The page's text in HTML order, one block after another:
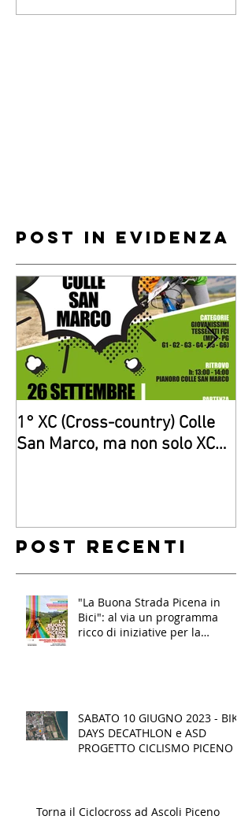
Post in evidenza
1° XC (Cross-country) Colle
San Marco, ma non solo XC…
Post recenti
"La Buona Strada Picena in
Bici": al via un programma
ricco di iniziative per la
SABATO 10 GIUGNO 2023 - BIKE
DAYS DECATHLON e ASD
PROGETTO CICLISMO PICENO
Torna il Ciclocross ad Ascoli Piceno